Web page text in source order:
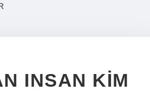
INSAN KIM